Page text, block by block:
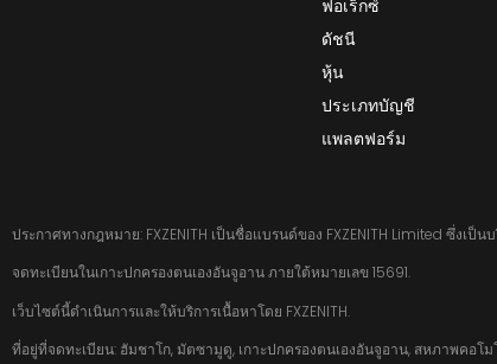
ฟอเร็กซ์
ดัชนี
หุ้น
ประเภทบัญชี
แพลตฟอร์ม
ประกาศทางกฎหมาย: FXZENITH เป็นชื่อแบรนด์ของ FXZENITH Limited ซึ่ง
จดทะเบียนในเกาะปกครองตนเองอันจูอาน ภายใต้หมายเลข 15691.
เว็บไซต์นี้ดำเนินการและให้บริการเนื้อหาโดย FXZENITH.
ที่อยู่ที่จดทะเบียน: ฮัมชาโก, มัตซามูดู, เกาะปกครองตนเองอันจูอาน, สหภาพคอโม